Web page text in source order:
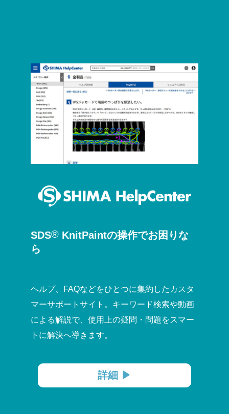
SDS® KnitPaintの操作でお困りな
ら
ヘルプ、FAQなどをひとつに集約したカスタ
マーサポートサイト。キーワード検索や動画
による解説で、使用上の疑問・問題をスマー
トに解決へ導きます。
詳細 ▶